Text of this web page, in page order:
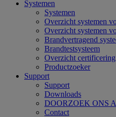
Systemen
Systemen
Overzicht systemen
Overzicht systemen
Brandvertragend
Brandtestsysteem
Overzicht certificering
Productzoeker
Support
Support
Downloads
DOORZOEK ONS
Contact